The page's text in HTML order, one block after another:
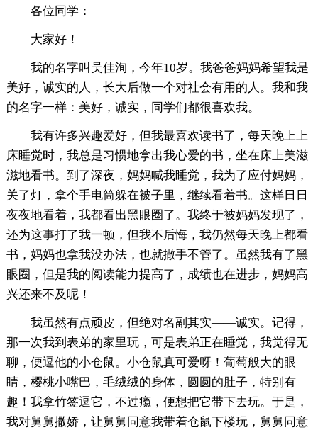
各位同学：
大家好！
我的名字叫吴佳洵，今年10岁。我爸爸妈妈希望我是
美好，诚实的人，长大后做一个对社会有用的人。我和我
的名字一样：美好，诚实，同学们都很喜欢我。
我有许多兴趣爱好，但我最喜欢读书了，每天晚上上
床睡觉时，我总是习惯地拿出我心爱的书，坐在床上美滋
滋地看书。到了深夜，妈妈喊我睡觉，我为了应付妈妈，
关了灯，拿个手电筒躲在被子里，继续看着书。这样日日
夜夜地看着，我都看出黑眼圈了。我终于被妈妈发现了，
还为这事打了我一顿，但我不后悔，我仍然每天晚上都看
书，妈妈也拿我没办法，也就撒手不管了。虽然我有了黑
眼圈，但是我的阅读能力提高了，成绩也在进步，妈妈高
兴还来不及呢！
我虽然有点顽皮，但绝对名副其实——诚实。记得，
那一次我到表弟的家里玩，可是表弟正在睡觉，我觉得无
聊，便逗他的小仓鼠。小仓鼠真可爱呀！葡萄般大的眼
睛，樱桃小嘴巴，毛绒绒的身体，圆圆的肚子，特别有
趣！我拿竹签逗它，不过瘾，便想把它带下去玩。于是，
我对舅舅撒娇，让舅舅同意我带着仓鼠下楼玩，舅舅同意